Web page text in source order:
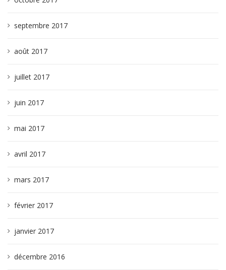
septembre 2017
août 2017
juillet 2017
juin 2017
mai 2017
avril 2017
mars 2017
février 2017
janvier 2017
décembre 2016